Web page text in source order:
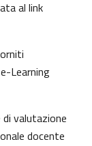
al link
Learning
valutazione
docente